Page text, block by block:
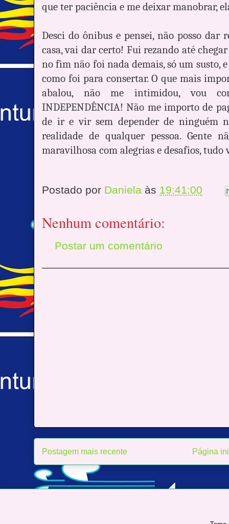
que ter paciência e me deixar manobrar,
Desci do ônibus e pensei, não posso
casa, vai dar certo! Fui rezando até
no fim não foi nada demais, só um susto,
como foi para consertar. O que mais
abalou, não me intimidou, vou
INDEPENDÊNCIA! Não me importo de
de ir e vir sem depender de ninguém
realidade de qualquer pessoa. Gente
maravilhosa com alegrias e desafios, tudo
Postado por Daniela às 19:41:00
Nenhum comentário:
Postar um comentário
Postagem mais recente Página